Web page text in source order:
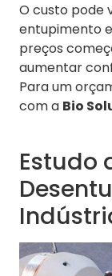
O custo pode
entupimento
preços
aumentar
Para um
com a Bio
Estudo